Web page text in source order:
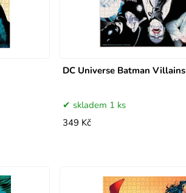
DC Universe Batman Villains
skladem 1 ks
349 Kč